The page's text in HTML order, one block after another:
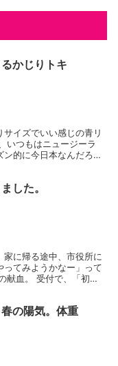
かじりトキ
イズでいい感じの青リ
いつもはニュージーラ
的に今日本なんだろう
した。
に帰る途中、市役所に
てみようかなー」って
献血。 受付で、「初め
の陽気。体重